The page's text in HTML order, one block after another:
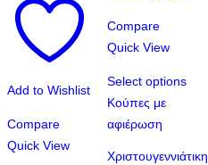
Add to Wishlist
Compare
Quick View
Compare
Quick View
Select options
Κούπες με
αφιέρωση
Χριστουγεννιάτικη